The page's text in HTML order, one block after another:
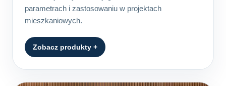
parametrach i zastosowaniu w projektach
mieszkaniowych.
Zobacz produkty +